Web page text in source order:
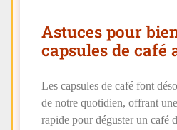
Astuces pour
capsules de café
Les capsules de café font
de notre quotidien, offrant
rapide pour déguster un café